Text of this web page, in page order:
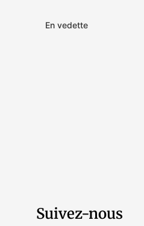
En vedette
Suivez-nous